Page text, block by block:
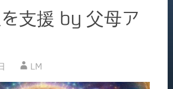
支援 by 父母ア
LM